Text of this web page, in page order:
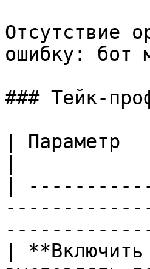
Отсутствие
ошибку: бот
### Тейк-
|
|
|